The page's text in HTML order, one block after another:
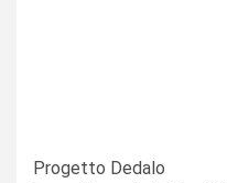
Progetto Dedalo